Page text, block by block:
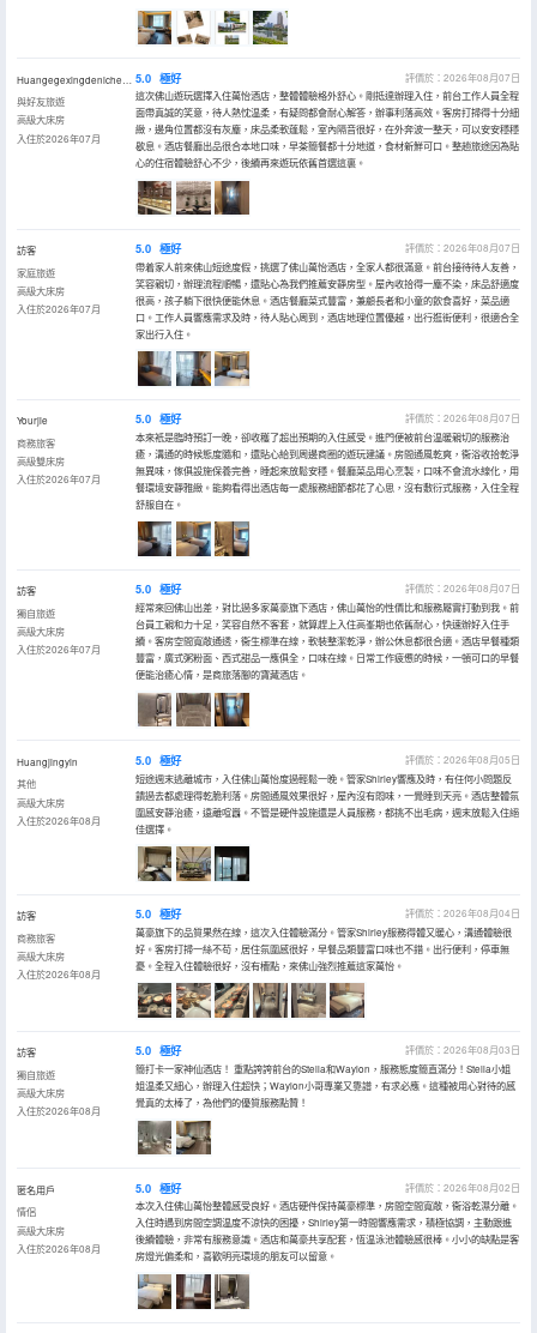
與好友旅遊
高級大床房
入住於2026年07月
5.0 極好
評價於：2026年08月07日
這次佛山遊玩選擇入住萬怡酒店，整體體驗格外舒心。剛抵達辦理入住，前台工作人員全程
面帶真誠的笑意，待人熱忱温柔，有疑問都會耐心解答，辦事利落高效。客房打掃得十分細
緻，邊角位置都沒有灰塵，床品柔軟蓬鬆，室內隔音很好，在外奔波一整天，可以安安穩穩
歇息。酒店餐廳出品很合本地口味，早茶簡餐都十分地道，食材新鮮可口。整趟旅途因為貼
心的住宿體驗舒心不少，後續再來遊玩依舊首選這裏。
訪客
家庭旅遊
高級大床房
入住於2026年07月
5.0 極好
評價於：2026年08月07日
帶着家人前來佛山短途度假，挑選了佛山萬怡酒店，全家人都很滿意。前台接待待人友善，
笑容親切，辦理流程順暢，還貼心為我們推薦安靜房型。屋內收拾得一塵不染，床品舒適度
很高，孩子躺下很快便能休息。酒店餐廳菜式豐富，兼顧長者和小童的飲食喜好，菜品適
口。工作人員響應需求及時，待人貼心周到，酒店地理位置優越，出行逛街便利，很適合全
家出行入住。
Yourjie
商務旅客
高級雙床房
入住於2026年07月
5.0 極好
評價於：2026年08月07日
本來衹是臨時預訂一晚，卻收穫了超出預期的入住感受。進門便被前台温暖親切的服務治
癒，溝通的時候態度隨和，還貼心給到周邊商圈的遊玩建議。房間通風乾爽，衞浴收拾乾淨
無異味，傢俱設施保養完善，睡起來放鬆安穩。餐廳菜品用心烹製，口味不會流水線化，用
餐環境安靜雅緻。能夠看得出酒店每一處服務細節都花了心思，沒有敷衍式服務，入住全程
舒服自在。
訪客
獨自旅遊
高級大床房
入住於2026年07月
5.0 極好
評價於：2026年08月07日
經常來回佛山出差，對比過多家萬豪旗下酒店，佛山萬怡的性價比和服務屬實打動到我。前
台員工親和力十足，笑容自然不客套，就算趕上入住高峯期也依舊耐心，快速辦好入住手
續。客房空間寬敞通透，衞生標準在線，軟裝整潔乾淨，辦公休息都很合適。酒店早餐種類
豐富，廣式粥粉面、西式甜品一應俱全，口味在線。日常工作疲憊的時候，一頓可口的早餐
便能治癒心情，是商旅落腳的寶藏酒店。
Huangjingyin
其他
高級大床房
入住於2026年08月
5.0 極好
評價於：2026年08月05日
短途週末逃離城市，入住佛山萬怡度過輕鬆一晚。管家Shirley響應及時，有任何小問題反
饋過去都處理得乾脆利落。房間通風效果很好，屋內沒有悶味，一覺睡到天亮。酒店整體氛
圍感安靜治癒，遠離喧囂。不管是硬件設施還是人員服務，都挑不出毛病，週末放鬆入住絕
佳選擇。
訪客
商務旅客
高級大床房
入住於2026年08月
5.0 極好
評價於：2026年08月04日
萬豪旗下的品質果然在線，這次入住體驗滿分。管家Shirley服務得體又暖心，溝通體驗很
好。客房打掃一絲不苟，居住氛圍感很好，早餐品類豐富口味也不錯。出行便利，停車無
憂。全程入住體驗很好，沒有槽點，來佛山強烈推薦這家萬怡。
訪客
獨自旅遊
高級大床房
入住於2026年08月
5.0 極好
評價於：2026年08月03日
簡打卡一家神仙酒店！ 重點誇誇前台的Stella和Waylon，服務態度簡直滿分！Stella小姐
姐温柔又細心，辦理入住超快；Waylon小哥專業又靠譜，有求必應。這種被用心對待的感
覺真的太棒了，為他們的優質服務點贊！
匿名用戶
情侶
高級大床房
入住於2026年08月
5.0 極好
評價於：2026年08月02日
本次入住佛山萬怡整體感受良好。酒店硬件保持萬豪標準，房間空間寬敞，衞浴乾濕分離。
入住時遇到房間空調温度不涼快的困擾，Shirley第一時間響應需求，積極協調，主動跟進
後續體驗，非常有服務意識。酒店和萬豪共享配套，恆温泳池體驗感很棒。小小的缺點是客
房燈光偏柔和，喜歡明亮環境的朋友可以留意。